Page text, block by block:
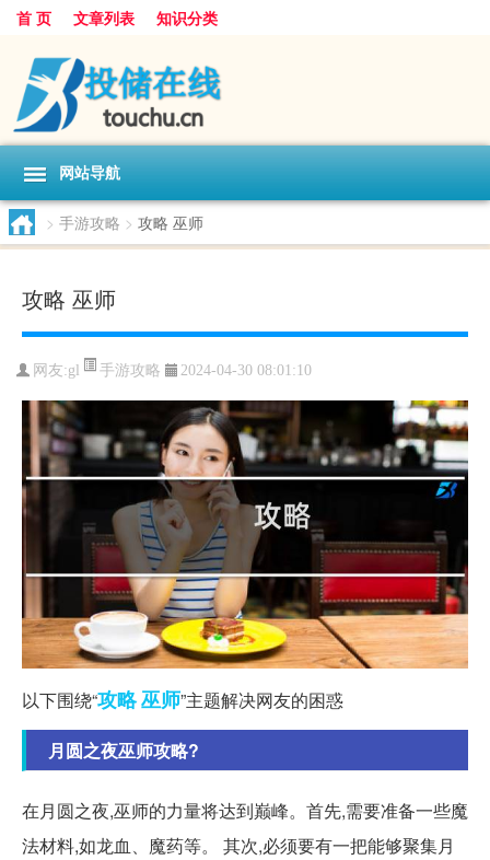
首 页 文章列表 知识分类
网站导航
> 手游攻略 > 攻略 巫师
攻略 巫师
网友:gl 手游攻略 2024-04-30 08:01:10
以下围绕“攻略巫师”主题解决网友的困惑
月圆之夜巫师攻略?
在月圆之夜,巫师的力量将达到巅峰。首先,需要准备一些魔
法材料,如龙血、魔药等。 其次,必须要有一把能够聚集月